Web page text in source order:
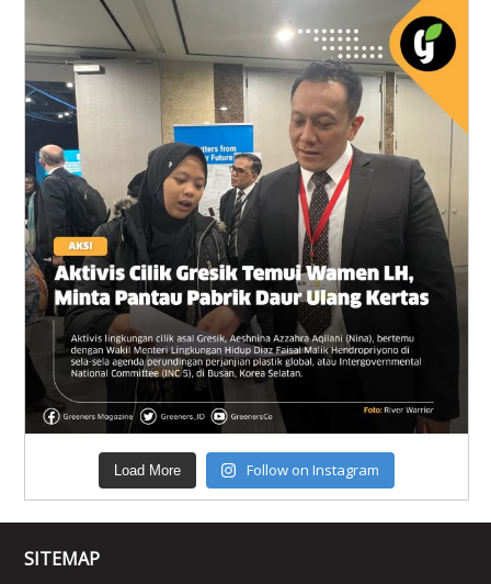
Load More Follow on Instagram
SITEMAP